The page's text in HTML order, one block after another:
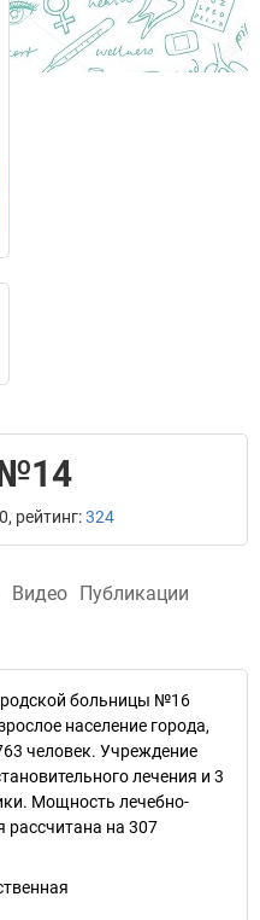
рейтинг:324
Видео Публикации
больницы №16
население города,
человек. Учреждение
лечения и 3
Мощность лечебно-
рассчитана на 307